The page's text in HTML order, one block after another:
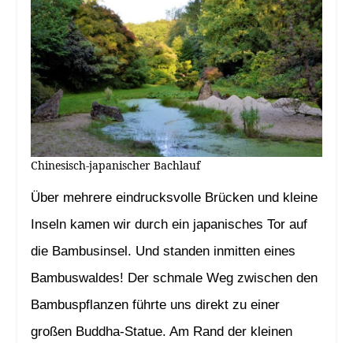
Chinesisch-japanischer Bachlauf
Über mehrere eindrucksvolle Brücken und kleine
Inseln kamen wir durch ein japanisches Tor auf
die Bambusinsel. Und standen inmitten eines
Bambuswaldes! Der schmale Weg zwischen den
Bambuspflanzen führte uns direkt zu einer
großen Buddha-Statue. Am Rand der kleinen